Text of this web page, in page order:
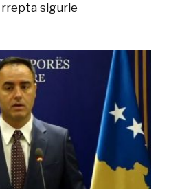
rrepta sigurie